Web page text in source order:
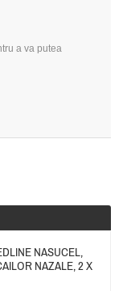
a va putea
NASUCEL,
NAZALE, 2 X